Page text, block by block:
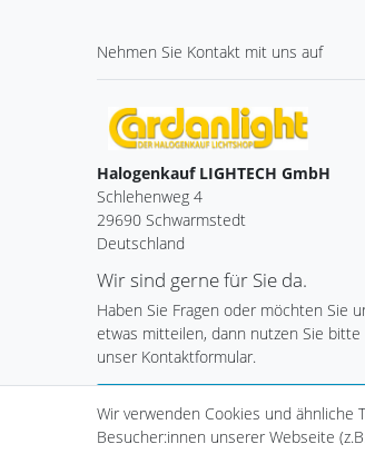
Nehmen Sie Kontakt mit uns auf
Halogenkauf LIGHTECH GmbH
Schlehenweg 4
29690 Schwarmstedt
Deutschland
Wir sind gerne für Sie da.
Haben Sie Fragen oder möchten Sie
etwas mitteilen, dann nutzen Sie bitte
unser Kontaktformular.
Zum Kontaktformular
Wir verwenden Cookies und ähnliche
Besucher:innen unserer Webseite